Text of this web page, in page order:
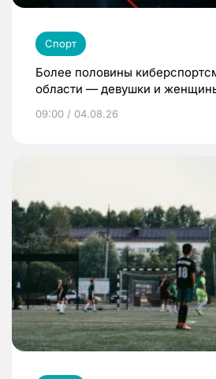
Спорт
Более половины
области — девушки и
09:00 / 04.08.26